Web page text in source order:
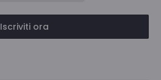
Iscriviti ora